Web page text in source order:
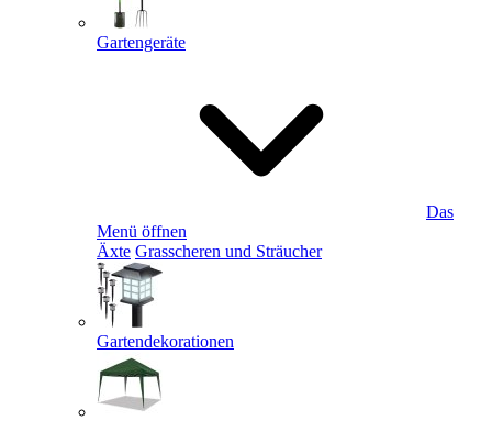
Gartengeräte
Das
Menü öffnen
Äxte Grasscheren und Sträucher
Gartendekorationen